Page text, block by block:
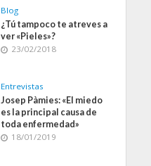
Blog
¿Tú tampoco te atreves a
ver «Pieles»?
23/02/2018
Entrevistas
Josep Pàmies: «El miedo
es la principal causa de
toda enfermedad»
18/01/2019